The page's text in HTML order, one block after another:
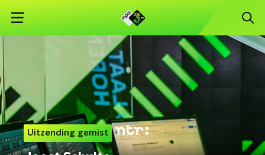
Uitzending gemist